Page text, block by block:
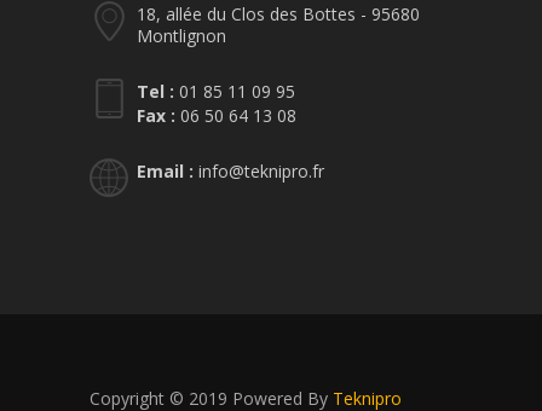
18, allée du Clos des Bottes - 95680
Montlignon
Tel : 01 85 11 09 95
Fax : 06 50 64 13 08
Email : info@teknipro.fr
Copyright © 2019 Powered By Teknipro